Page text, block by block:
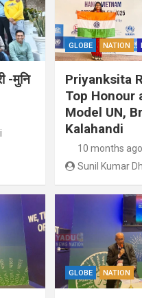
-मुनि
GLOBE NATION
Priyanksita
Top Honour
Model UN,
Kalahandi
10 months ago
Sunil Kumar
GLOBE NATION